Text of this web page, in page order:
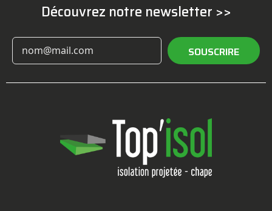
Découvrez notre newsletter >>
SOUSCRIRE